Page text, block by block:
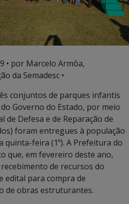
• por Marcelo Armôa,
da Semadesc •
conjuntos de parques infantis
Governo do Estado, por meio
de Defesa e de Reparação de
foram entregues à população
quinta-feira (1º). A Prefeitura do
que, em fevereiro deste ano,
de recursos do
edital para compra de
de obras estruturantes.